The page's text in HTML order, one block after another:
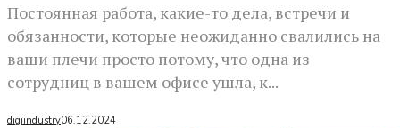
Постоянная работа, какие-то дела, встречи и
обязанности, которые неожиданно свалились на
ваши плечи просто потому, что одна из
сотрудниц в вашем офисе ушла, к...
digiindustry06.12.2024